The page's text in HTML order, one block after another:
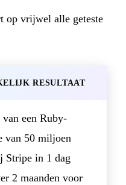
op vrijwel alle geteste
RESULTAAT
een Ruby-
van 50 miljoen
Stripe in 1 dag
2 maanden voor